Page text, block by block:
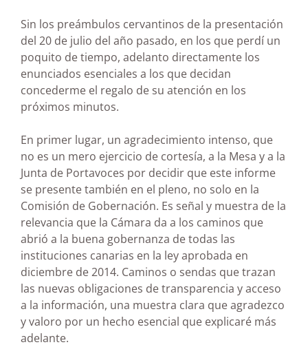
Sin los preámbulos cervantinos de la presentación
del 20 de julio del año pasado, en los que perdí un
poquito de tiempo, adelanto directamente los
enunciados esenciales a los que decidan
concederme el regalo de su atención en los
próximos minutos.
En primer lugar, un agradecimiento intenso, que
no es un mero ejercicio de cortesía, a la Mesa y a la
Junta de Portavoces por decidir que este informe
se presente también en el pleno, no solo en la
Comisión de Gobernación. Es señal y muestra de la
relevancia que la Cámara da a los caminos que
abrió a la buena gobernanza de todas las
instituciones canarias en la ley aprobada en
diciembre de 2014. Caminos o sendas que trazan
las nuevas obligaciones de transparencia y acceso
a la información, una muestra clara que agradezco
y valoro por un hecho esencial que explicaré más
adelante.